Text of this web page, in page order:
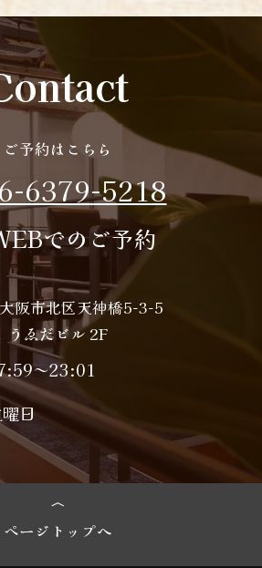
ご予約はこちら
6379-5218
でのご予約
阪市北区天神橋5-3-5
うゑだビル 2F
～23:01
日
ページトップへ